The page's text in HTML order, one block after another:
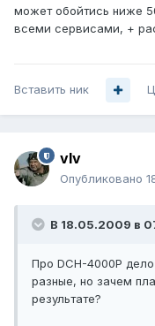
может обойтись ниже
всеми сервисами, +
Вставить ник
vIv
Опубликовано
В 18.05.2009 в
Про DCH-4000P
разные, но зачем
результате?